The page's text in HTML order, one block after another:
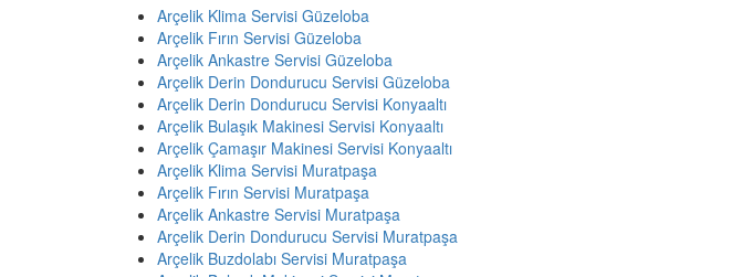
Arçelik Klima Servisi Güzeloba
Arçelik Fırın Servisi Güzeloba
Arçelik Ankastre Servisi Güzeloba
Arçelik Derin Dondurucu Servisi Güzeloba
Arçelik Derin Dondurucu Servisi Konyaaltı
Arçelik Bulaşık Makinesi Servisi Konyaaltı
Arçelik Çamaşır Makinesi Servisi Konyaaltı
Arçelik Klima Servisi Muratpaşa
Arçelik Fırın Servisi Muratpaşa
Arçelik Ankastre Servisi Muratpaşa
Arçelik Derin Dondurucu Servisi Muratpaşa
Arçelik Buzdolabı Servisi Muratpaşa